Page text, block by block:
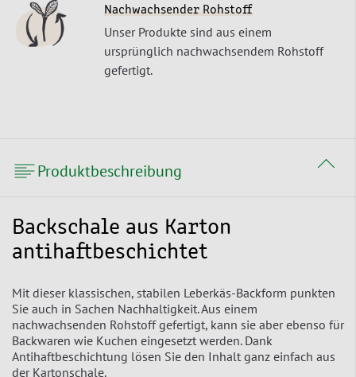
Nachwachsender Rohstoff
Unser Produkte sind aus einem
ursprünglich nachwachsendem Rohstoff
gefertigt.
Produktbeschreibung
Backschale aus Karton
antihaftbeschichtet
Mit dieser klassischen, stabilen Leberkäs-Backform punkten
Sie auch in Sachen Nachhaltigkeit. Aus einem
nachwachsenden Rohstoff gefertigt, kann sie aber ebenso für
Backwaren wie Kuchen eingesetzt werden. Dank
Antihaftbeschichtung lösen Sie den Inhalt ganz einfach aus
der Kartonschale.